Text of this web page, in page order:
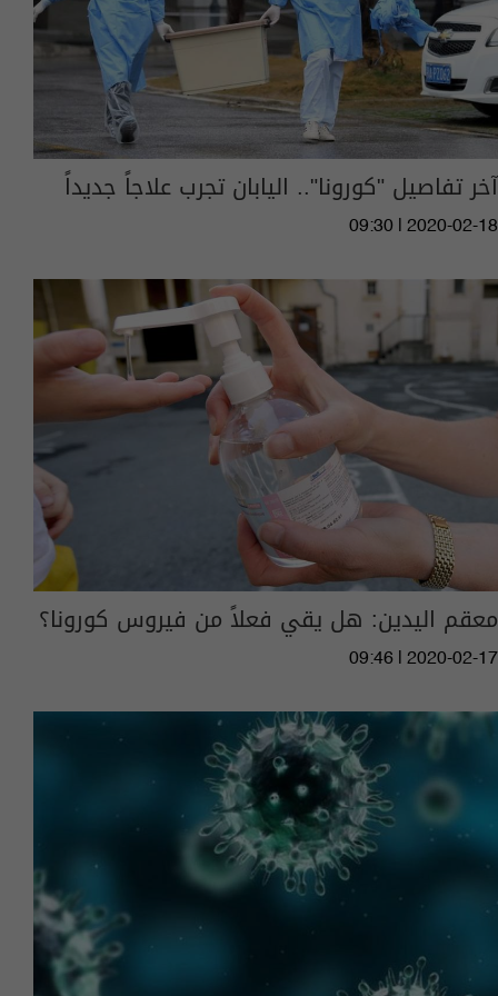
آخر تفاصيل "كورونا".. اليابان تجرب علاجاً جديداً
09:30 | 2020-02-18
معقم اليدين: هل يقي فعلاً من فيروس كورونا؟
09:46 | 2020-02-17